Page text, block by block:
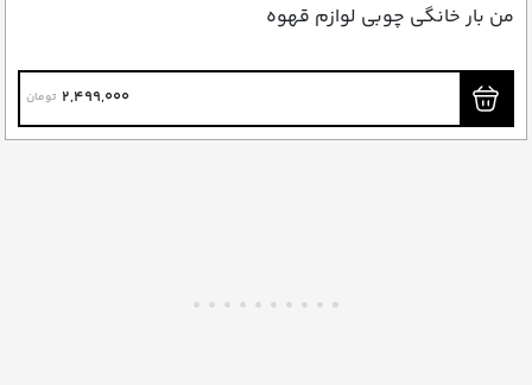
من بار خانگی چوبی لوازم قهوه
2,499,000 تومان